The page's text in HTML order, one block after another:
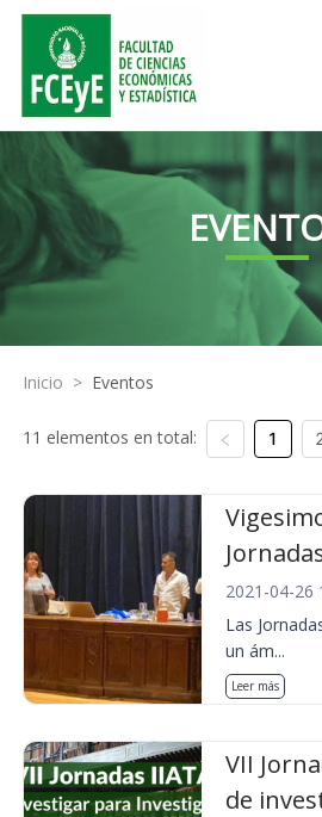
Inicio > Eventos
11 elementos en total: 1
2021-04-26
Las
un ám...
Leer más
VII
de